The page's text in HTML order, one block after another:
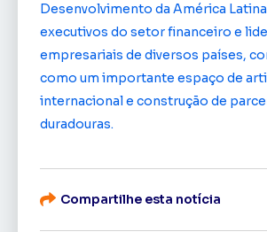
Desenvolvimento da América Latina
executivos do setor financeiro e
empresariais de diversos países,
como um importante espaço de
internacional e construção de
duradouras.
Compartilhe esta notícia